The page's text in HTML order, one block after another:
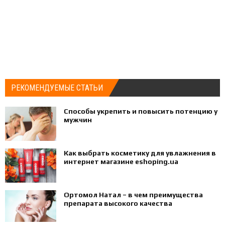
РЕКОМЕНДУЕМЫЕ СТАТЬИ
Способы укрепить и повысить потенцию у
мужчин
Как выбрать косметику для увлажнения в
интернет магазине eshoping.ua
Ортомол Натал – в чем преимущества
препарата высокого качества